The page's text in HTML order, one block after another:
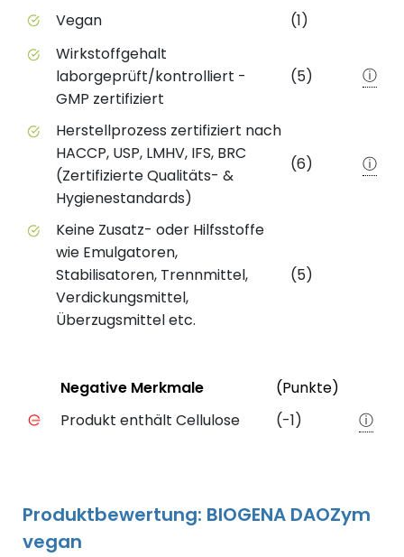
Vegan
(1)
Wirkstoffgehalt
laborgeprüft/kontrolliert -
GMP zertifiziert
(5) ⓘ
Herstellprozess zertifiziert nach
HACCP, USP, LMHV, IFS, BRC
(Zertifizierte Qualitäts- &
Hygienestandards)
(6) ⓘ
Keine Zusatz- oder Hilfsstoffe
wie Emulgatoren,
Stabilisatoren, Trennmittel,
Verdickungsmittel,
Überzugsmittel etc.
(5)
Negative Merkmale des Produkts mit Punkteabzug
StatusNegative Merkmale (Punkte)
Produkt enthält Cellulose
(-1) ⓘ
Produktbewertung: BIOGENA DAOZym
vegan